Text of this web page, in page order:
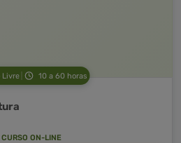
Livre 10 a 60 horas
CURSO ON-LINE